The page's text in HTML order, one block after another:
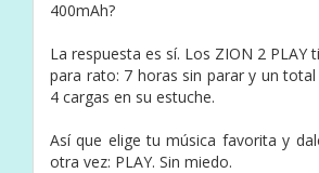
400mAh?
La respuesta es sí. Los ZION 2 PLAY
para rato: 7 horas sin parar y un
4 cargas en su estuche.
Así que elige tu música favorita y
otra vez: PLAY. Sin miedo.